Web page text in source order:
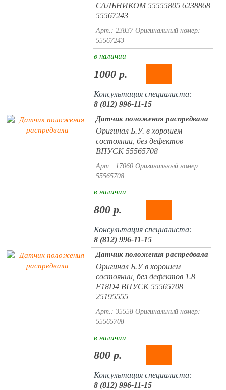
САЛЬНИКОМ 55555805 6238868
55567243
Арт.: 23837 Оригинальный номер:
55567243
в наличии
1000 р.
Консультация специалиста:
8 (812) 996-11-15
Датчик положения распредвала
Оригинал Б.У. в хорошем
состоянии, без дефектов
ВПУСК 55565708
Арт.: 17060 Оригинальный номер:
55565708
в наличии
800 р.
Консультация специалиста:
8 (812) 996-11-15
Датчик положения распредвала
Оригинал Б.У в хорошем
состоянии, без дефектов 1.8
F18D4 ВПУСК 55565708
25195555
Арт.: 35558 Оригинальный номер:
55565708
в наличии
800 р.
Консультация специалиста:
8 (812) 996-11-15